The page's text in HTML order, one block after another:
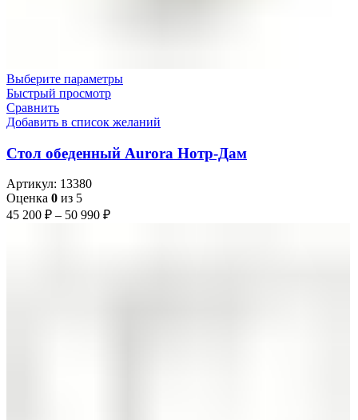
Выберите параметры
Быстрый просмотр
Сравнить
Добавить в список желаний
Стол обеденный Aurora Нотр-Дам
Артикул: 13380
Оценка 0 из 5
45 200 ₽ – 50 990 ₽